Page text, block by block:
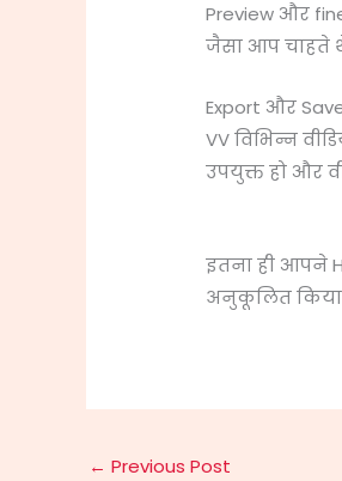
Preview और
जैसा आप चाहते
Export और
VV विभिन्न
उपयुक्त हो और
इतना ही आपने
अनुकूलित किया
← Previous Post